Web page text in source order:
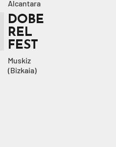
Alcantara
DOBE
REL
FEST
Muskiz
(Bizkaia)